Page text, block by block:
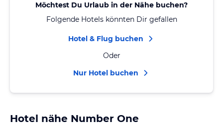
Möchtest Du Urlaub in der Nähe buchen?
Folgende Hotels könnten Dir gefallen
Hotel & Flug buchen
Oder
Nur Hotel buchen
Hotel nähe Number One